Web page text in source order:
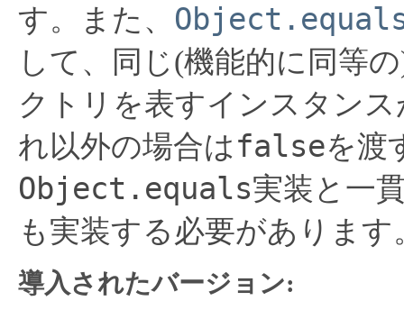
す。また、
して、同じ(機能的に同等
クトリを表すインスタン
れ以外の場合はfalseを渡
Object.equals実装と一
も実装する必要があります
導入されたバージョン: